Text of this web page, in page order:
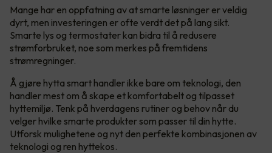
Mange har en oppfatning av at smarte løsninger er veldig
dyrt, men investeringen er ofte verdt det på lang sikt.
Smarte lys og termostater kan bidra til å redusere
strømforbruket, noe som merkes på fremtidens
strømregninger.
Å gjøre hytta smart handler ikke bare om teknologi, den
handler mest om å skape et komfortabelt og tilpasset
hyttemiljø. Tenk på hverdagens rutiner og behov når du
velger hvilke smarte produkter som passer til din hytte.
Utforsk mulighetene og nyt den perfekte kombinasjonen av
teknologi og ren hyttekos.